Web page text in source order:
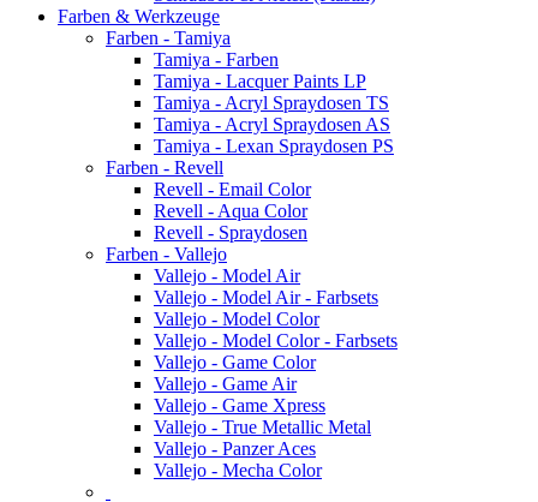
Farben & Werkzeuge
Farben - Tamiya
Tamiya - Farben
Tamiya - Lacquer Paints LP
Tamiya - Acryl Spraydosen TS
Tamiya - Acryl Spraydosen AS
Tamiya - Lexan Spraydosen PS
Farben - Revell
Revell - Email Color
Revell - Aqua Color
Revell - Spraydosen
Farben - Vallejo
Vallejo - Model Air
Vallejo - Model Air - Farbsets
Vallejo - Model Color
Vallejo - Model Color - Farbsets
Vallejo - Game Color
Vallejo - Game Air
Vallejo - Game Xpress
Vallejo - True Metallic Metal
Vallejo - Panzer Aces
Vallejo - Mecha Color